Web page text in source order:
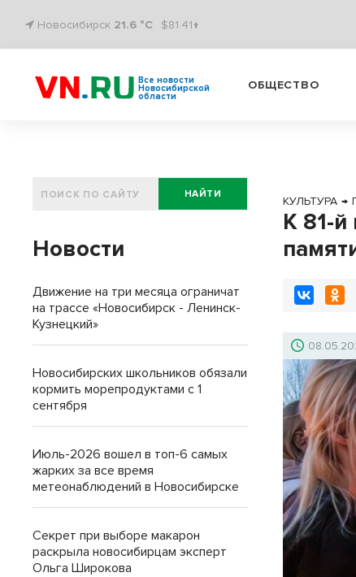
Новосибирск 21.6 °C $81.41↑
Все новости
Новосибирской
области
ОБЩЕСТВО
КУЛЬТУРА →
К 81-
НАЙТИ
Новости
Движение на три месяца ограничат
на трассе «Новосибирск - Ленинск-
Кузнецкий»
Новосибирских школьников обязали
кормить морепродуктами с 1
сентября
Июль-2026 вошел в топ-6 самых
жарких за все время
метеонаблюдений в Новосибирске
Секрет при выборе макарон
раскрыла новосибирцам эксперт
Ольга Широкова